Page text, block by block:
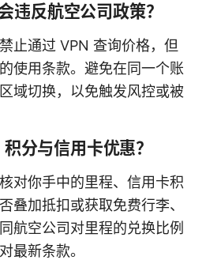
违反航空公司政策？
止通过 VPN 查询价格，但
使用条款。避免在同一个账
域切换，以免触发风控或被
分与信用卡优惠？
对你手中的里程、信用卡积
叠加抵扣或获取免费行李、
航空公司对里程的兑换比例
最新条款。